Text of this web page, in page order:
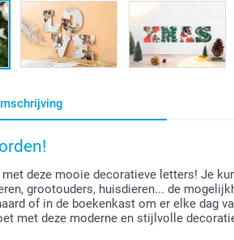
deze mooie decoratieve letters! Je
grootouders, huisdieren... de
of in de boekenkast om er elke dag
met deze moderne en stijlvolle